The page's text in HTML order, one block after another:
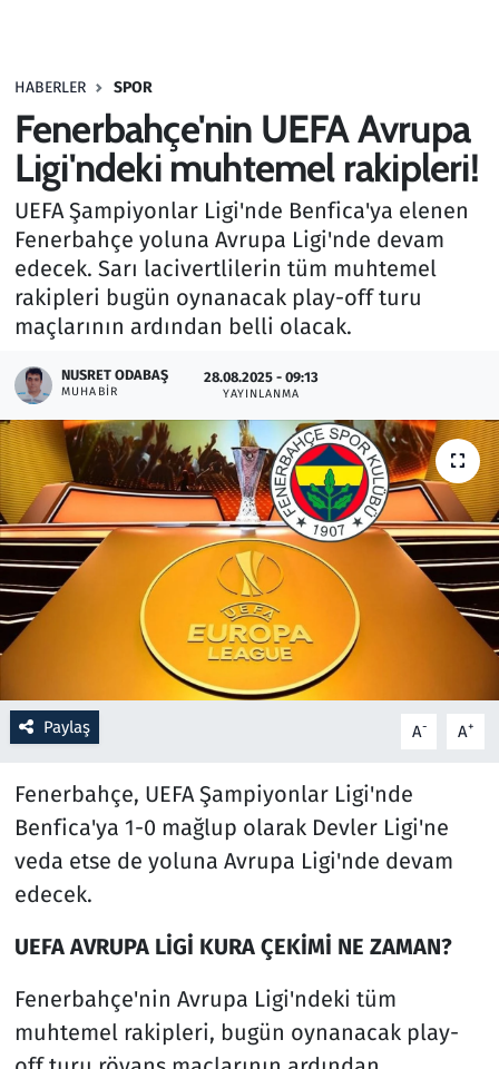
HABERLER SPOR
Fenerbahçe'nin UEFA Avrupa
Ligi'ndeki muhtemel rakipleri!
UEFA Şampiyonlar Ligi'nde Benfica'ya elenen
Fenerbahçe yoluna Avrupa Ligi'nde devam
edecek. Sarı lacivertlilerin tüm muhtemel
rakipleri bugün oynanacak play-off turu
maçlarının ardından belli olacak.
NUSRET ODABAŞ
MUHABIR
28.08.2025 - 09:13
YAYINLANMA
Paylaş A- A+
Fenerbahçe, UEFA Şampiyonlar Ligi'nde
Benfica'ya 1-0 mağlup olarak Devler Ligi'ne
veda etse de yoluna Avrupa Ligi'nde devam
edecek.
UEFA AVRUPA LİGİ KURA ÇEKİMİ NE ZAMAN?
Fenerbahçe'nin Avrupa Ligi'ndeki tüm
muhtemel rakipleri, bugün oynanacak play-
Haber
Kültür Sanat
Kurumsal Haberler
Lezzet Durağı
Memur ve Kamu
Otomobil
Oyun
Ramazan
Resmi İlanlar
Rüya Tabirleri
Savunma Sanayi
Spor
Teknoloji ve Bilim
Televizyon